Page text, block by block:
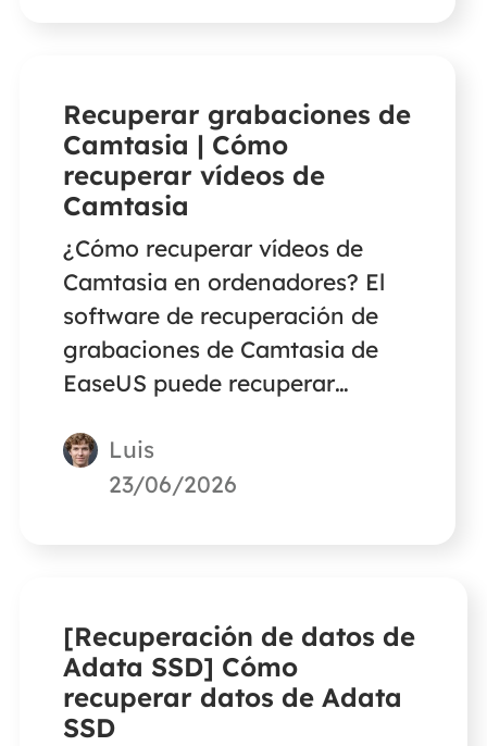
temporales de Photoshop con
facilidad.
Recuperar grabaciones de
Camtasia | Cómo
recuperar vídeos de
Camtasia
¿Cómo recuperar vídeos de
Camtasia en ordenadores? El
software de recuperación de
grabaciones de Camtasia de
EaseUS puede recuperar
audio y proyectos grabados
con Camtasia que se hayan
Luis
23/06/2026
[Recuperación de datos de
Adata SSD] Cómo
recuperar datos de Adata
SSD